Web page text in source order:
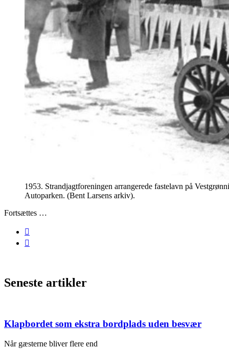
1953. Strandjagtforeningen arrangerede fastelavn på
Autoparken. (Bent Larsens arkiv).
Fortsættes …
Seneste artikler
Klapbordet som ekstra bordplads uden besvær
Når gæsterne bliver flere end